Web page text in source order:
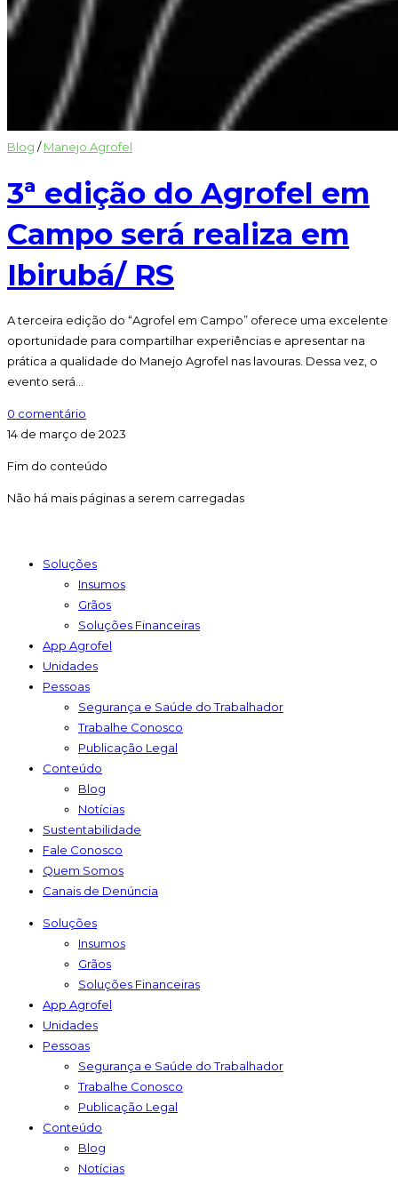
Blog /Manejo Agrofel
3ª edição do Agrofel em
Campo será realiza em
Ibirubá/ RS
A terceira edição do “Agrofel em Campo” oferece uma excelente
oportunidade para compartilhar experiências e apresentar na
prática a qualidade do Manejo Agrofel nas lavouras. Dessa vez, o
evento será…
0 comentário
14 de março de 2023
Fim do conteúdo
Não há mais páginas a serem carregadas
Soluções
Insumos
Grãos
Soluções Financeiras
App Agrofel
Unidades
Pessoas
Segurança e Saúde do Trabalhador
Trabalhe Conosco
Publicação Legal
Conteúdo
Blog
Notícias
Sustentabilidade
Fale Conosco
Quem Somos
Canais de Denúncia
Soluções
Insumos
Grãos
Soluções Financeiras
App Agrofel
Unidades
Pessoas
Segurança e Saúde do Trabalhador
Trabalhe Conosco
Publicação Legal
Conteúdo
Blog
Notícias